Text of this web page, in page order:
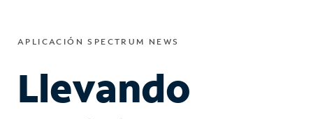
APLICACIÓN SPECTRUM NEWS
Llevando